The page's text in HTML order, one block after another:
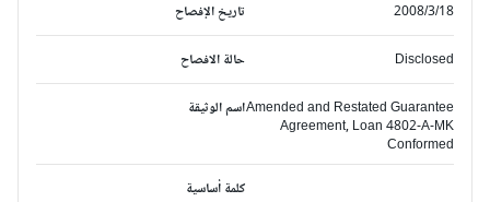
تاريخ الإفصاح 2008/3/18
حالة الافصاح Disclosed
اسم الوثيقةAmended and Restated Guarantee
Agreement, Loan 4802-A-MK
Conformed
كلمة أساسية